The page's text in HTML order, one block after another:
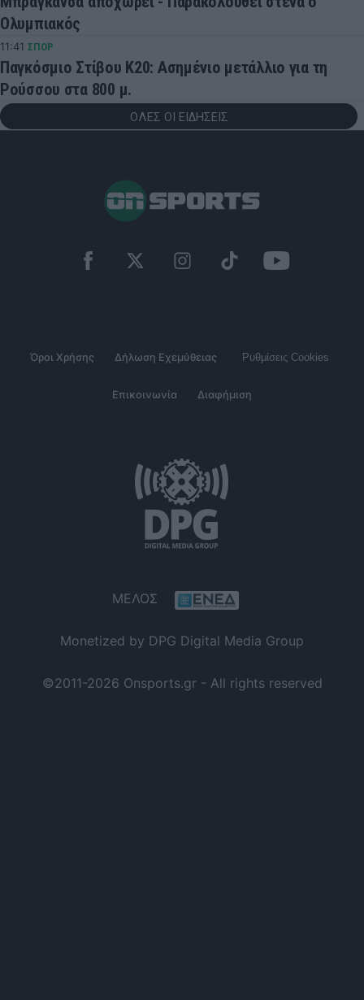
Ολυμπιακός
11:41 ΣΠΟΡ
Παγκόσμιο Στίβου Κ20: Ασημένιο μετάλλιο για τη
Ρούσσου στα 800 μ.
ΟΛΕΣ ΟΙ ΕΙΔΗΣΕΙΣ
Όροι Χρήσης Δήλωση Εχεμύθειας Ρυθμίσεις Cookies
Επικοινωνία Διαφήμιση
ΜΕΛΟΣ
Monetized by DPG Digital Media Group
©2011-2026 Onsports.gr - All rights reserved